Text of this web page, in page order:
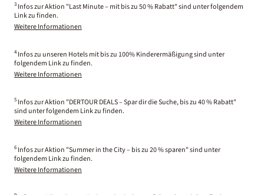
3 Infos zur Aktion "Last Minute – mit bis zu 50 % Rabatt" sind unter folgendem
Link zu finden.
Weitere Informationen
4 Infos zu unseren Hotels mit bis zu 100% Kinderermäßigung sind unter
folgendem Link zu finden.
Weitere Informationen
5 Infos zur Aktion "DERTOUR DEALS – Spar dir die Suche, bis zu 40 % Rabatt"
sind unter folgendem Link zu finden.
Weitere Informationen
6 Infos zur Aktion "Summer in the City – bis zu 20 % sparen" sind unter
folgendem Link zu finden.
Weitere Informationen